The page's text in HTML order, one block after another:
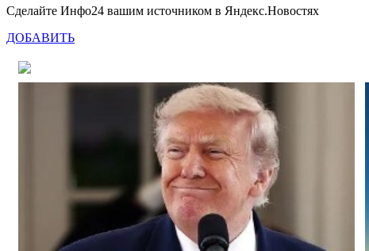
Сделайте Инфо24 вашим источником в Яндекс.Новостях
ДОБАВИТЬ